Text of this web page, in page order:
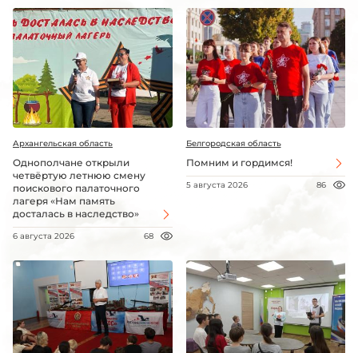
Архангельская область
Однополчане открыли
четвёртую летнюю смену
поискового палаточного
лагеря «Нам память
досталась в наследство»
6 августа 2026 68
Белгородская область
Помним и гордимся!
5 августа 2026 86